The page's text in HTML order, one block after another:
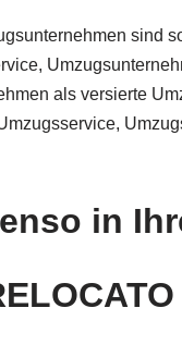
sind
als versierte
in